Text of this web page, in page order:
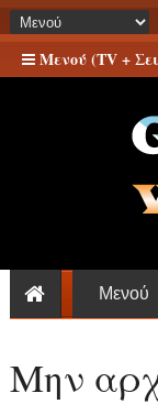
Μενού (TV +
Μην